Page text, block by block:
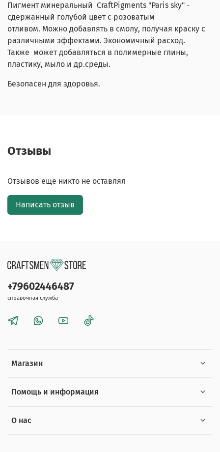
Пигмент минеральный CraftPigments "Paris sky" -
сдержанный голубой цвет с розоватым
отливом. Можно добавлять в смолу, получая краску с
различными эффектами. Экономичный расход.
Также может добавляться в полимерные глины,
пластику, мыло и др.среды.
Безопасен для здоровья.
Отзывы
Отзывов еще никто не оставлял
Написать отзыв
Магазин
Помощь и информация
О нас
+79602446487
справочная служба